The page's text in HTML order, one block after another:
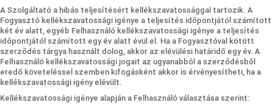
A Szolgáltató a hibás teljesítésért kellékszavatossággal tartozik. A
Fogyasztó kellékszavatossági igénye a teljesítés időpontjától számított
két év alatt, egyéb Felhasználó kellékszavatossági igénye a teljesítés
időpontjától számított egy év alatt évül el. Ha a Fogyasztóval kötött
szerződés tárgya használt dolog, akkor az elévülési határidő egy év. A
Felhasználó kellékszavatossági jogait az ugyanabból a szerződésből
eredő követeléssel szemben kifogásként akkor is érvényesítheti, ha a
kellékszavatossági igény elévült.
Kellékszavatossági igénye alapján a Felhasználó választása szerint: